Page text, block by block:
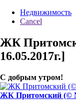
Недвижимость
Cancel
ЖК
16.05.2017г.]
С добрым утром!
ЖК Притомский (©